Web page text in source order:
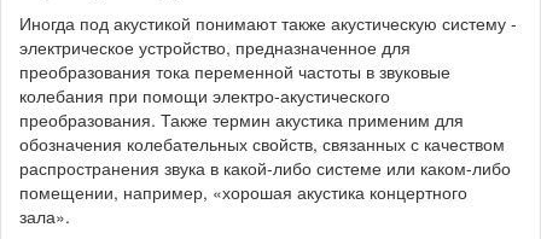
Иногда под акустикой понимают также акустическую систему -
электрическое устройство, предназначенное для
преобразования тока переменной частоты в звуковые
колебания при помощи электро-акустического
преобразования. Также термин акустика применим для
обозначения колебательных свойств, связанных с качеством
распространения звука в какой-либо системе или каком-либо
помещении, например, «хорошая акустика концертного
зала».